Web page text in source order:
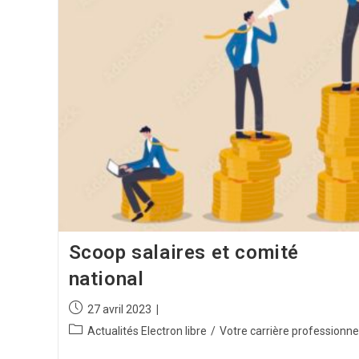
Scoop salaires et comité
national
27 avril 2023
Actualités Electron libre / Votre carrière